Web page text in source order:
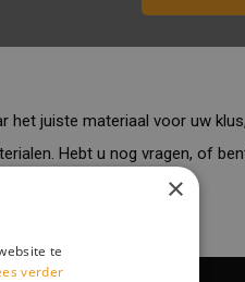
het juiste materiaal voor uw
Hebt u nog vragen, of
×
te
verder